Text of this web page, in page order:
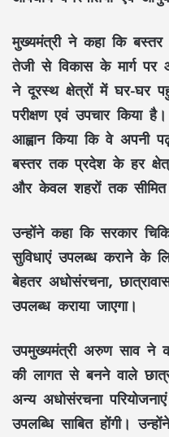
मुख्यमंत्री ने कहा किबस्तर
तेजी सेविकासके मार्ग
ने दूरस्थ क्षेत्रों में घर-घर
परीक्षणएवंउपचारकिया
आह्वान किया कि वे अपनी
बस्तरतक प्रदेश के हर
और केवल शहरों तक
उन्होंने कहा कि सरकार
सुविधाएं उपलब्ध कराने के
बेहतर अधोसंरचना,
उपलब्ध कराया जाएगा।
उपमुख्यमंत्री अरुण सावने
की लागत से बनने वाले
अन्य अधोसंरचना परियोजनाएं
उपलब्धि साबित होंगी।